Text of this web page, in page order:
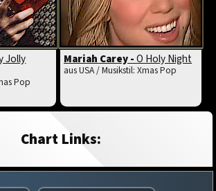
Jolly
Pop
Mariah Carey -O Holy Night
aus USA / Musikstil: Xmas Pop
Chart Links: